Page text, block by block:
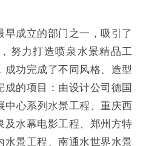
成立的部门之一，吸引了
努力打造喷泉水景精品工
功完成了不同风格、造型
的项目：由设计公司德国
中心系列水景工程、重庆西
及水幕电影工程、郑州方特
水景工程、南通水世界水景